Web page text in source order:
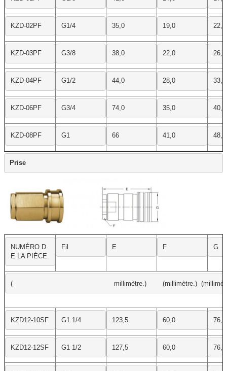
KZD-02PF G1/4 35,0 19,0 22,0
KZD-03PF G3/8 38,0 22,0 26,0
KZD-04PF G1/2 44,0 28,0 33,0
KZD-06PF G3/4 74,0 35,0 40,0
KZD-08PF G1 66 41,0 48,0
Prise
NUMÉRO D
E LA PIÈCE.
Fil E F G
(                                                  millimètre.)        (millimètre.)
KZD12-10SF G1 1/4 123,5 60,0 76,5
KZD12-12SF G1 1/2 127,5 60,0 76,5